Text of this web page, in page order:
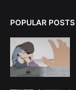
POPULAR POSTS